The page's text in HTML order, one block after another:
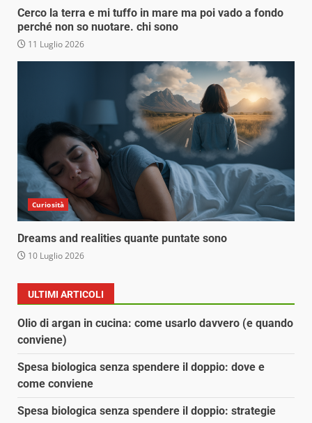
Cerco la terra e mi tuffo in mare ma poi vado a fondo
perché non so nuotare. chi sono
11 Luglio 2026
Curiosità
Dreams and realities quante puntate sono
10 Luglio 2026
ULTIMI ARTICOLI
Olio di argan in cucina: come usarlo davvero (e quando
conviene)
Spesa biologica senza spendere il doppio: dove e
come conviene
Spesa biologica senza spendere il doppio: strategie